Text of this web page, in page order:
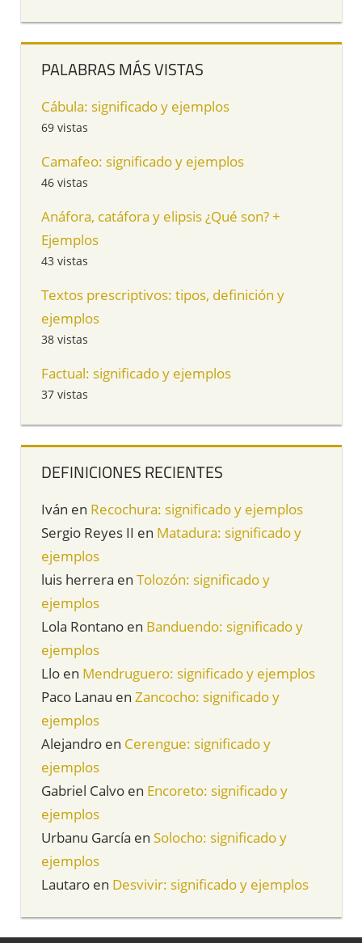
PALABRAS MÁS VISTAS
Cábula: significado y ejemplos
69 vistas
Camafeo: significado y ejemplos
46 vistas
Anáfora, catáfora y elipsis ¿Qué son? +
Ejemplos
43 vistas
Textos prescriptivos: tipos, definición y
ejemplos
38 vistas
Factual: significado y ejemplos
37 vistas
DEFINICIONES RECIENTES
Iván en Recochura: significado y ejemplos
Sergio Reyes II en Matadura: significado y
ejemplos
luis herrera en Tolozón: significado y
ejemplos
Lola Rontano en Banduendo: significado y
ejemplos
Llo en Mendruguero: significado y ejemplos
Paco Lanau en Zancocho: significado y
ejemplos
Alejandro en Cerengue: significado y
ejemplos
Gabriel Calvo en Encoreto: significado y
ejemplos
Urbanu García en Solocho: significado y
ejemplos
Lautaro en Desvivir: significado y ejemplos